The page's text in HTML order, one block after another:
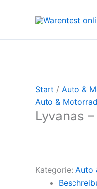
Start / Auto &
Auto & Motorrad
Lyvanas
Kategorie: Auto